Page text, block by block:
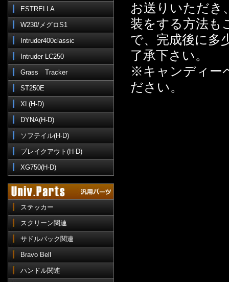
ESTRELLA
W230/メグロS1
Intruder400classic
Intruder LC250
Grass Tracker
ST250E
XL(H-D)
DYNA(H-D)
ソフテイル(H-D)
ブレイクアウト(H-D)
XG750(H-D)
ステッカー
スクリーン関連
サドルバック関連
Bravo Bell
ハンドル関連
お送りいただき
装をする方法も
で、完成後に多
了承下さい。
※キャンディー
ださい。